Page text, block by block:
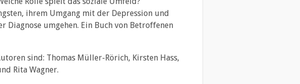
ihrem Umgang mit der Depression und
Diagnose umgehen. Ein Buch von Betroffenen
sind: Thomas Müller-Rörich, Kirsten Hass,
Rita Wagner.